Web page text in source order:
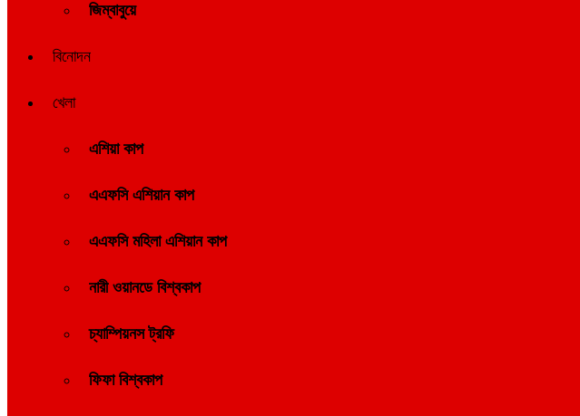
জিম্বাবুয়ে
বিনোদন
খেলা
এশিয়া কাপ
এএফসি এশিয়ান কাপ
এএফসি মহিলা এশিয়ান কাপ
নারী ওয়ানডে বিশ্বকাপ
চ্যাম্পিয়নস ট্রফি
ফিফা বিশ্বকাপ